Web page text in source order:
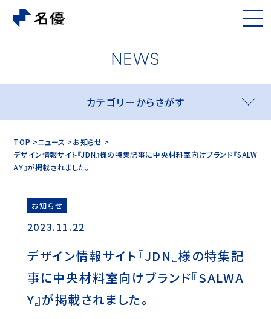
カテゴリーからさがす
TOP ニュース
お知らせ
デザイン情報サイト『JDN』様の特集記事に中央材料室向けブランド『SALW
AY』が掲載されました。
お知らせ
2023.11.22
デザイン情報サイト『JDN』様の特集記
事に中央材料室向けブランド『SALWA
Y』が掲載されました。